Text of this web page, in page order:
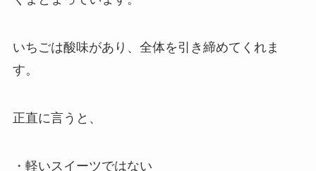
いちごは酸味があり、全体を引き締めてくれま
す。
正直に言うと、
・軽いスイーツではない